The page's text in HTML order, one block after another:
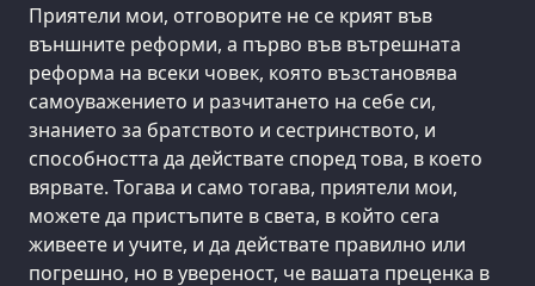
Приятели мои, отговорите не се крият във
външните реформи, а първо във вътрешната
реформа на всеки човек, която възстановява
самоуважението и разчитането на себе си,
знанието за братството и сестринството, и
способността да действате според това, в което
вярвате. Тогава и само тогава, приятели мои,
можете да пристъпите в света, в който сега
живеете и учите, и да действате правилно или
погрешно, но в увереност, че вашата преценка в